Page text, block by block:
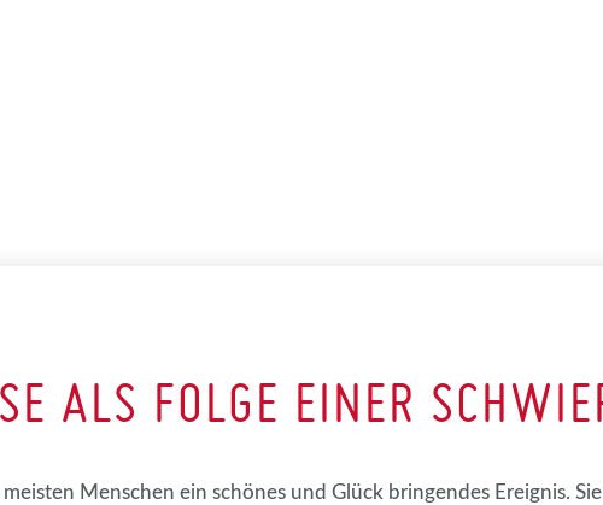
ALS FOLGE EINER
Menschen ein schönes und Glück bringendes Ereignis.